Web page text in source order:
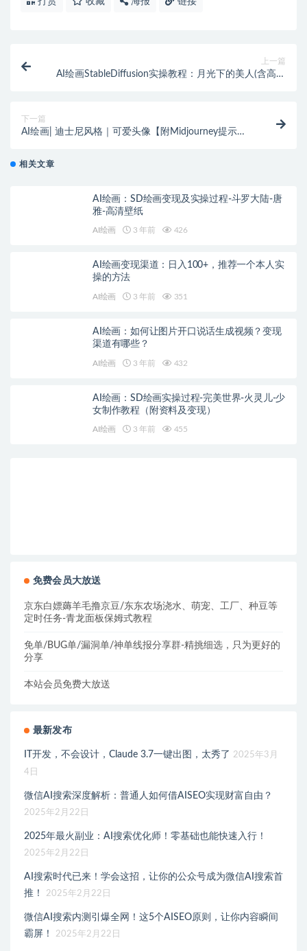
上一篇
AI绘画StableDiffusion实操教程：月光下的美人(含高清
下一篇
AI绘画| 迪士尼风格｜可爱头像【附Midjourney提示
相关文章
AI绘画：SD绘画变现及实操过程-斗罗大陆-唐
雅-高清壁纸
AI绘画 3 年前 426
AI绘画变现渠道：日入100+，推荐一个本人实
操的方法
AI绘画 3 年前 351
AI绘画：如何让图片开口说话生成视频？变现
渠道有哪些？
AI绘画 3 年前 432
AI绘画：SD绘画实操过程-完美世界-火灵儿-少
女制作教程（附资料及变现）
AI绘画 3 年前 455
免费会员大放送
京东白嫖薅羊毛撸京豆/东东农场浇水、萌宠、工厂、种豆等
定时任务-青龙面板保姆式教程
免单/BUG单/漏洞单/神单线报分享群-精挑细选，只为更好的
分享
本站会员免费大放送
最新发布
IT开发，不会设计，Claude 3.7一键出图，太秀了
2025年3月
4日
微信AI搜索深度解析：普通人如何借AISEO实现财富自由？
2025年2月22日
2025年最火副业：AI搜索优化师！零基础也能快速入行！
2025年2月22日
AI搜索时代已来！学会这招，让你的公众号成为微信AI搜索首
推！
2025年2月22日
微信AI搜索内测引爆全网！这5个AISEO原则，让你内容瞬间
霸屏！
2025年2月22日